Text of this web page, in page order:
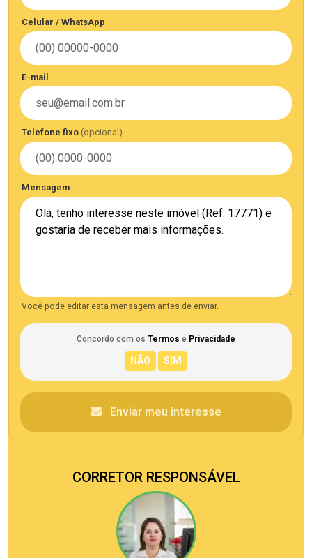
Celular / WhatsApp
E-mail
Telefone fixo (opcional)
Mensagem
Você pode editar esta mensagem antes de enviar.
Concordo com os Termos e Privacidade
Enviar meu interesse
CORRETOR RESPONSÁVEL